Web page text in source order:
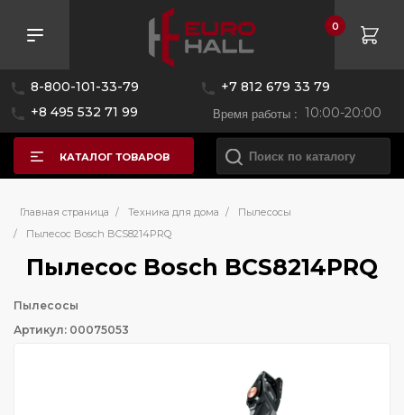
8-800-101-33-79
+7 812 679 33 79
+8 495 532 71 99
Время работы : 10:00-20:00
0
КАТАЛОГ ТОВАРОВ
Главная страница / Техника для дома /
Пылесосы
/
Пылесос Bosch BCS8214PRQ
Пылесос Bosch BCS8214PRQ
Пылесосы
Артикул: 00075053